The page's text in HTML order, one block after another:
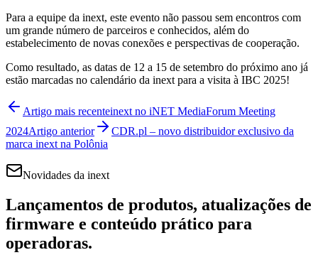
Para a equipe da inext, este evento não passou sem encontros com
um grande número de parceiros e conhecidos, além do
estabelecimento de novas conexões e perspectivas de cooperação.
Como resultado, as datas de 12 a 15 de setembro do próximo ano já
estão marcadas no calendário da inext para a visita à IBC 2025!
Artigo mais recenteinext no iNET MediaForum Meeting
2024Artigo anterior
CDR.pl – novo distribuidor exclusivo da
marca inext na Polônia
Novidades da inext
Lançamentos de produtos, atualizações de
firmware e conteúdo prático para
operadoras.